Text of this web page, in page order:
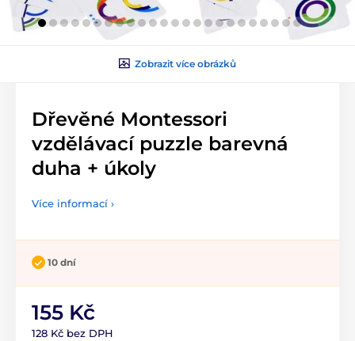
Zobrazit více obrázků
Dřevěné Montessori
vzdělávací puzzle barevná
duha + úkoly
Více informací ›
10 dní
155 Kč
128 Kč bez DPH